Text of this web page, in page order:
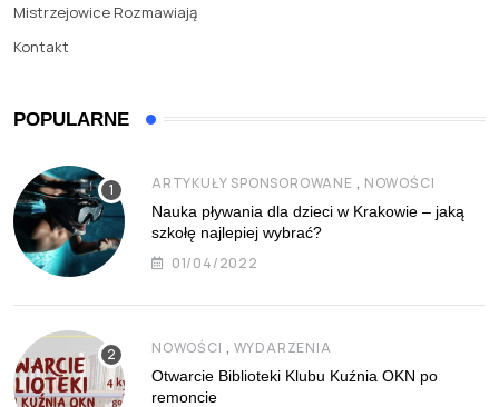
Mistrzejowice Rozmawiają
Kontakt
POPULARNE
ARTYKUŁY SPONSOROWANE , NOWOŚCI
Nauka pływania dla dzieci w Krakowie – jaką
szkołę najlepiej wybrać?
01/04/2022
NOWOŚCI , WYDARZENIA
Otwarcie Biblioteki Klubu Kuźnia OKN po
remoncie